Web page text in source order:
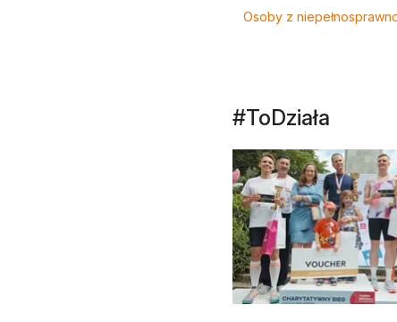
Osoby z
#ToDziała